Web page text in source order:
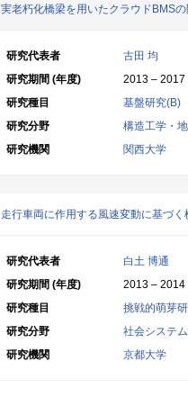
実老朽化橋梁を用いたクラウドBMS
研究代表者
古田 均
研究期間 (年度)
2013 – 2017
研究種目
基盤研究(B)
研究分野
構造工学・
研究機関
関西大学
走行車両に作用する風速変動に基づ
研究代表者
白土 博通
研究期間 (年度)
2013 – 2014
研究種目
挑戦的萌芽
研究分野
社会システ
研究機関
京都大学